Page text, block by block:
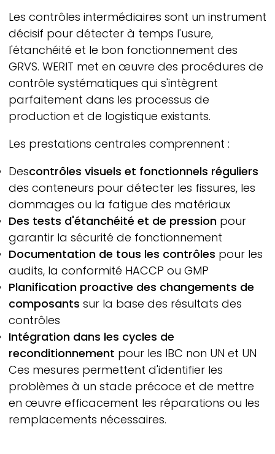
Les contrôles intermédiaires sont un instrument
décisif pour détecter à temps l'usure,
l'étanchéité et le bon fonctionnement des
GRVS. WERIT met en œuvre des procédures de
contrôle systématiques qui s'intègrent
parfaitement dans les processus de
production et de logistique existants.
Les prestations centrales comprennent :
Descontrôles visuels et fonctionnels réguliers
des conteneurs pour détecter les fissures, les
dommages ou la fatigue des matériaux
Des tests d'étanchéité et de pressionpour
garantir la sécurité de fonctionnement
Documentation de tous les contrôles pour les
audits, la conformité HACCP ou GMP
Planification proactive des changements de
composants sur la base des résultats des
contrôles
Intégration dans les cycles de
reconditionnement pour les IBC non UN et UN
Ces mesures permettent d'identifier les
problèmes à un stade précoce et de mettre
en œuvre efficacement les réparations ou les
remplacements nécessaires.